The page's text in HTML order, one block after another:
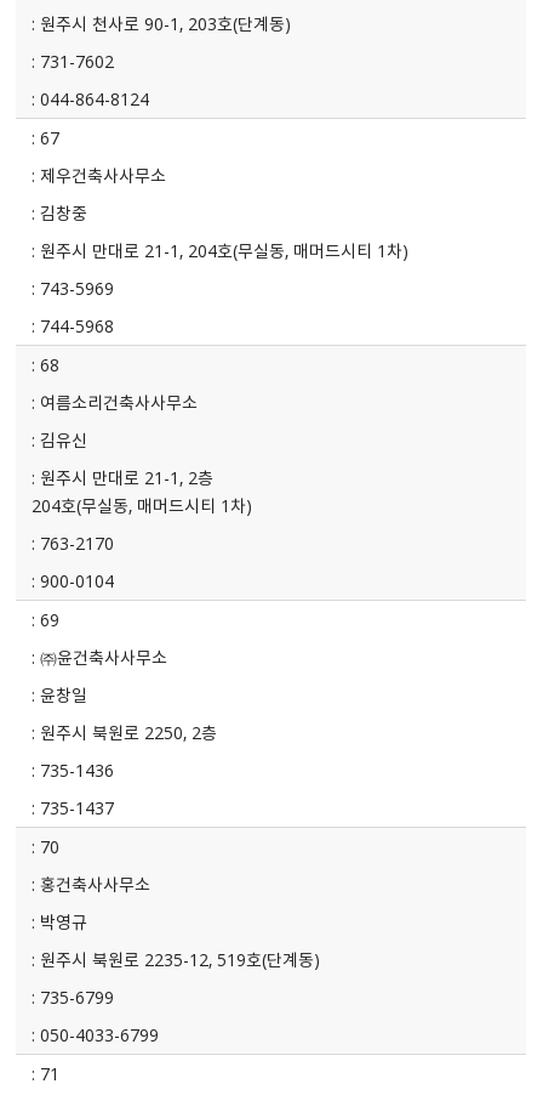
원주시 천사로 90-1, 203호(단계동)
731-7602
044-864-8124
67
제우건축사사무소
김창중
원주시 만대로 21-1, 204호(무실동, 매머드시티 1차)
743-5969
744-5968
68
여름소리건축사사무소
김유신
원주시 만대로 21-1, 2층
204호(무실동, 매머드시티 1차)
763-2170
900-0104
69
㈜윤건축사사무소
윤창일
원주시 북원로 2250, 2층
735-1436
735-1437
70
홍건축사사무소
박영규
원주시 북원로 2235-12, 519호(단계동)
735-6799
050-4033-6799
71